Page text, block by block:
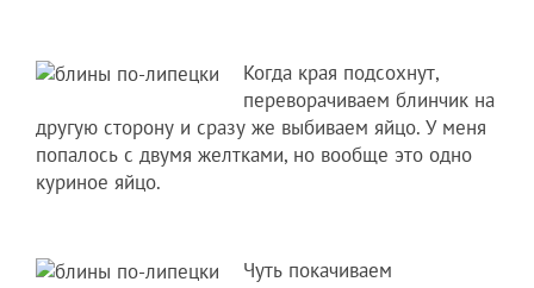
Когда края подсохнут,
переворачиваем блинчик на
другую сторону и сразу же выбиваем яйцо. У меня
попалось с двумя желтками, но вообще это одно
куриное яйцо.
Чуть покачиваем